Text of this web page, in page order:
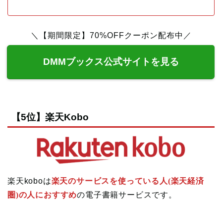
＼【期間限定】70%OFFクーポン配布中／
DMMブックス公式サイトを見る
【5位】楽天Kobo
楽天koboは楽天のサービスを使っている人(楽天経済
圏)の人におすすめの電子書籍サービスです。